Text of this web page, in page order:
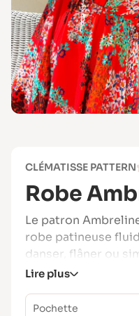
CLÉMATISSE PATTERN
Robe
Le patron
robe patineuse
danser, flâner ou
en toutes saisons.
Imaginée par
distingue par son
Lire plus
Pochette